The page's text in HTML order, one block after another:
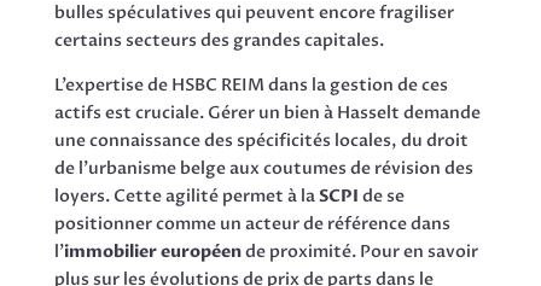
bulles spéculatives qui peuvent encore fragiliser
certains secteurs des grandes capitales.
L’expertise de HSBC REIM dans la gestion de ces
actifs est cruciale. Gérer un bien à Hasselt demande
une connaissance des spécificités locales, du droit
de l’urbanisme belge aux coutumes de révision des
loyers. Cette agilité permet à laSCPI de se
positionner comme un acteur de référence dans
l’immobilier européende proximité. Pour en savoir
plus sur les évolutions de prix de parts dans le